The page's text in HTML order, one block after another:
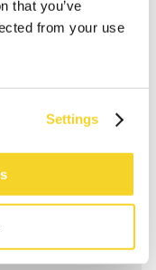
that you’ve
from your use
Settings